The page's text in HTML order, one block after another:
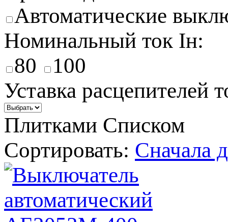
Автоматические
Номинальный ток Iн:
80
100
Уставка расцепителей
Плитками Списком
Сортировать: Cначала